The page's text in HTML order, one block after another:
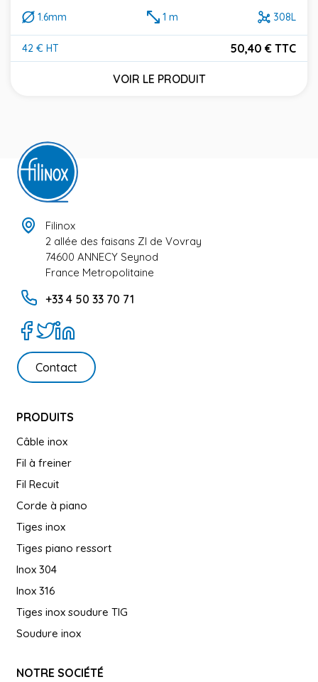
1.6mm 1 m 308L
42 € HT
Prix
50,40 € TTC
VOIR LE PRODUIT
Filinox
2 allée des faisans ZI de Vovray
74600 ANNECY Seynod
France Metropolitaine
+33 4 50 33 70 71
Contact
PRODUITS
Câble inox
Fil à freiner
Fil Recuit
Corde à piano
Tiges inox
Tiges piano ressort
Inox 304
Inox 316
Tiges inox soudure TIG
Soudure inox
NOTRE SOCIÉTÉ